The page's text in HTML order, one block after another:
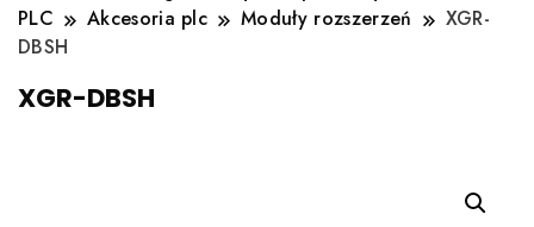
PLC
Akcesoria plc Moduły rozszerzeń
XGR-
DBSH
XGR-DBSH